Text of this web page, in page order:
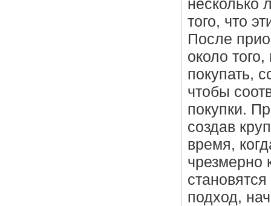
несколько
того, что
После
около
покупать,
чтобы
покупки.
создав
время,
чрезмерно
подход,